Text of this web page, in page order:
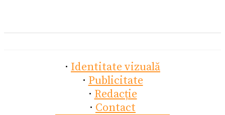
· Identitate vizuală
· Publicitate
· Redacție
· Contact